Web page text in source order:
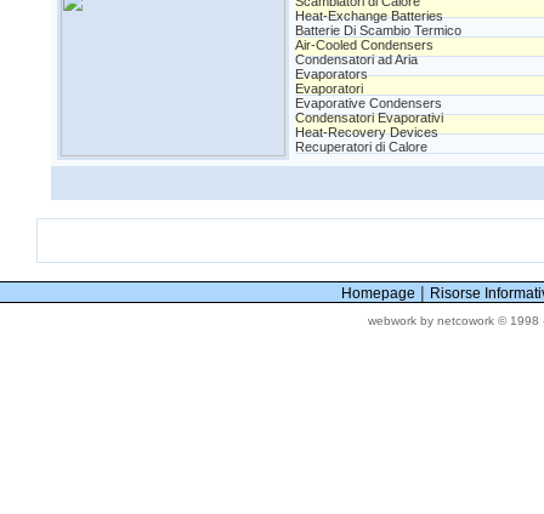
Heat-Exchange Batteries
Batterie Di Scambio Termico
Air-Cooled Condensers
Condensatori ad Aria
Evaporators
Evaporatori
Evaporative Condensers
Condensatori Evaporativi
Heat-Recovery Devices
Recuperatori di Calore
Homepage | Risorse
webwork by netcowork ©